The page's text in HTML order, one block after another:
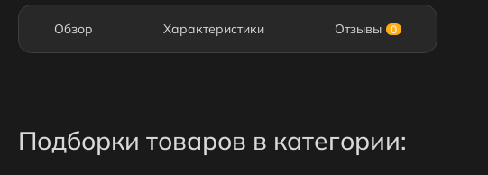
Обзор Характеристики Отзывы 0
Подборки товаров в категории: